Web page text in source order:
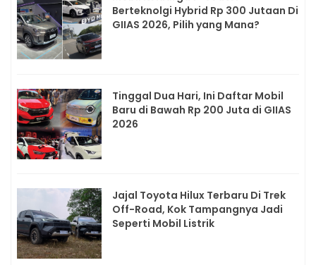
Berteknolgi Hybrid Rp 300 Jutaan Di
GIIAS 2026, Pilih yang Mana?
Tinggal Dua Hari, Ini Daftar Mobil
Baru di Bawah Rp 200 Juta di GIIAS
2026
Jajal Toyota Hilux Terbaru Di Trek
Off-Road, Kok Tampangnya Jadi
Seperti Mobil Listrik